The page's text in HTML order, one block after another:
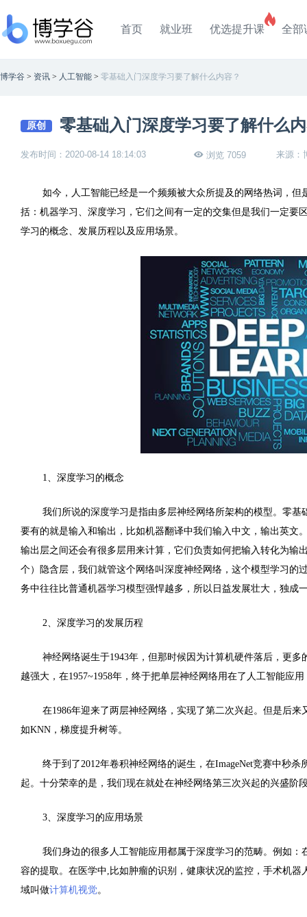
首页 就业班 优选提升课 全部
博学谷 > 资讯 > 人工智能 > 零基础入门深度学习要了解什么内容？
原创 零基础入门深度学习要了解什么
发布时间：2020-08-14 18:14:03 浏览 7059 来源：
如今，人工智能已经是一个频频被大众所提及的网络热词，
括：机器学习、深度学习，它们之间有一定的交集但是我们一定
学习的概念、发展历程以及应用场景。
1、深度学习的概念
我们所说的深度学习是指由多层神经网络所架构的模型。零
要有的就是输入和输出，比如机器翻译中我们输入中文，输出英
输出层之间还会有很多层用来计算，它们负责如何把输入转化为输
个）隐含层，我们就管这个网络叫深度神经网络，这个模型学习
务中往往比普通机器学习模型强悍越多，所以日益发展壮大，独成
2、深度学习的发展历程
神经网络诞生于1943年，但那时候因为计算机硬件落后，更
越强大，在1957~1958年，终于把单层神经网络用在了人工智能应
在1986年迎来了两层神经网络，实现了第二次兴起。但是后来
如KNN ，梯度提升树等。
终于到了2012年卷积神经网络的诞生，在ImageNet竞赛中秒杀
起。十分荣幸的是，我们现在就处在神经网络第三次兴起的兴盛阶
3、深度学习的应用场景
我们身边的很多人工智能应用都属于深度学习的范畴。例如
容的提取。在医学中, 比如肿瘤的识别，健康状况的监控，手术机
域叫做计算机视觉。